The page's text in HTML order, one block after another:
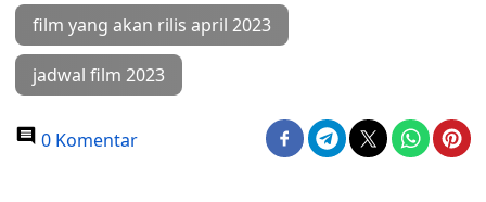
film yang akan rilis april 2023
jadwal film 2023
0 Komentar